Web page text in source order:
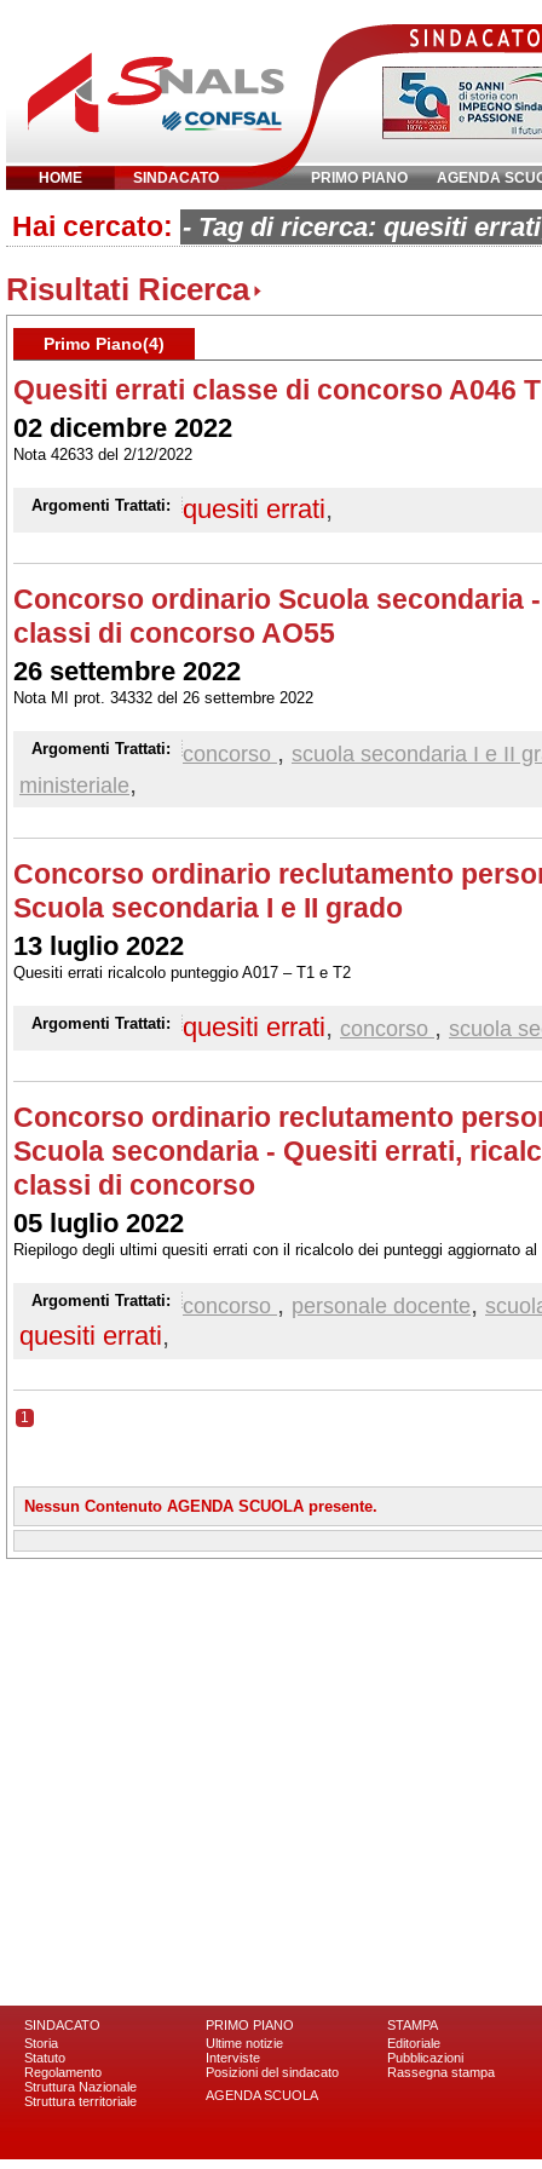
HOME SINDACATO PRIMO PIANO AGENDA
Inserisci parola chiave:
Hai cercato: - Tag di ricerca: quesiti
Risultati Ricerca
Primo Piano(4)
Quesiti errati classe di concorso A046
02 dicembre 2022
Nota 42633 del 2/12/2022
Argomenti Trattati: quesiti errati,
Concorso ordinario Scuola secondaria
classi di concorso AO55
26 settembre 2022
Nota MI prot. 34332 del 26 settembre 2022
Argomenti Trattati: concorso , scuola secondaria I e II
ministeriale,
Concorso ordinario reclutamento
Scuola secondaria I e II grado
13 luglio 2022
Quesiti errati ricalcolo punteggio A017 – T1 e T2
Argomenti Trattati: quesiti errati, concorso , scuola
Concorso ordinario reclutamento
Scuola secondaria - Quesiti errati,
classi di concorso
05 luglio 2022
Riepilogo degli ultimi quesiti errati con il ricalcolo dei punteggi aggiornato al
Argomenti Trattati: concorso , personale docente,
quesiti errati,
1
Nessun Contenuto AGENDA SCUOLA presente.
SINDACATO
Storia
Statuto
Regolamento
Struttura Nazionale
Struttura territoriale
PRIMO PIANO
Ultime notizie
Interviste
Posizioni del sindacato
AGENDA SCUOLA
STAMPA
Editoriale
Pubblicazioni
Rassegna stampa